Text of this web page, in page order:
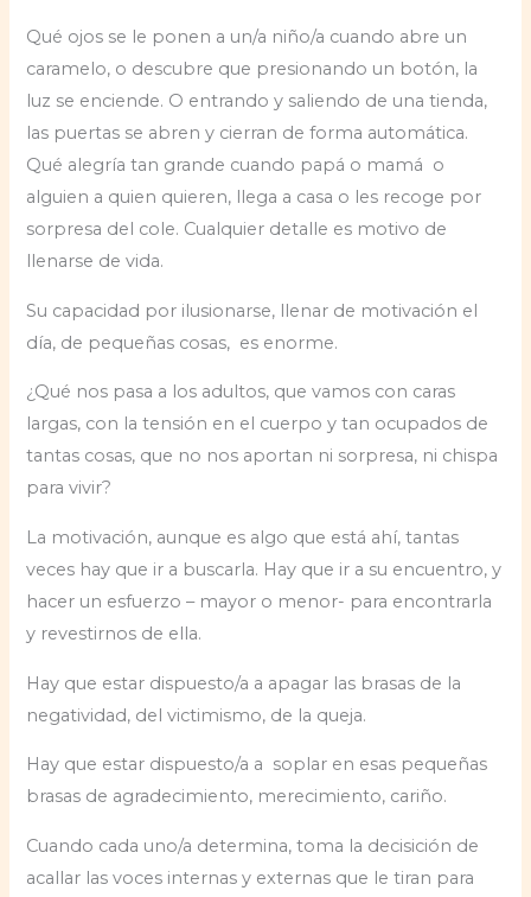
Qué ojos se le ponen a un/a niño/a cuando abre un
caramelo, o descubre que presionando un botón, la
luz se enciende. O entrando y saliendo de una tienda,
las puertas se abren y cierran de forma automática.
Qué alegría tan grande cuando papá o mamá o
alguien a quien quieren, llega a casa o les recoge por
sorpresa del cole. Cualquier detalle es motivo de
llenarse de vida.
Su capacidad por ilusionarse, llenar de motivación el
día, de pequeñas cosas, es enorme.
¿Qué nos pasa a los adultos, que vamos con caras
largas, con la tensión en el cuerpo y tan ocupados de
tantas cosas, que no nos aportan ni sorpresa, ni chispa
para vivir?
La motivación, aunque es algo que está ahí, tantas
veces hay que ir a buscarla. Hay que ir a su encuentro, y
hacer un esfuerzo – mayor o menor- para encontrarla
y revestirnos de ella.
Hay que estar dispuesto/a a apagar las brasas de la
negatividad, del victimismo, de la queja.
Hay que estar dispuesto/a a soplar en esas pequeñas
brasas de agradecimiento, merecimiento, cariño.
Cuando cada uno/a determina, toma la decisición de
acallar las voces internas y externas que le tiran para